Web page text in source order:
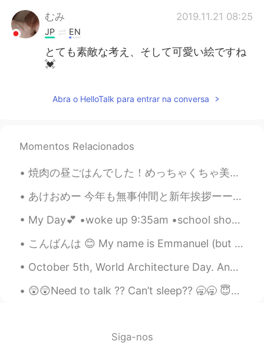
むみ 2019.11.21 08:25
JP EN
とても素敵な考え、そして可愛い絵ですね
💓
Abra o HelloTalk para entrar na conversa
Momentos Relacionados
焼肉の昼ごはんでした！めっちゃくちゃ美味しかったです。次は運河に沿って歩きます！凄い良い天気なので、外で過ごしたいです。 We had YakiNiku for lunch! It was s...
あけおめー 今年も無事仲間と新年挨拶ーーーー でも遅刻して仲間との初日の出をミスって 車の中から🤣🤣 そして7年前から友達と行ってたスポット 今年は混んでたなぁ💦 去年の倍以上いた😅 日本...
My Day💕 •woke up 9:35am •school shopping 🛍 •went to skate park 🛹 •went to ihop with my mom and ...
こんばんは 😊 My name is Emmanuel (but please call me マ二) I’m from Sydney, Australia. にほんごがじょうずになりたい ...
October 5th, World Architecture Day. And throwback as I did a silent contemplation while takin' t...
😲😲Need to talk ?? Can’t sleep?? 🥱🥱 😇😇You can join my group of friends and have a group chat 😇😇
Siga-nos